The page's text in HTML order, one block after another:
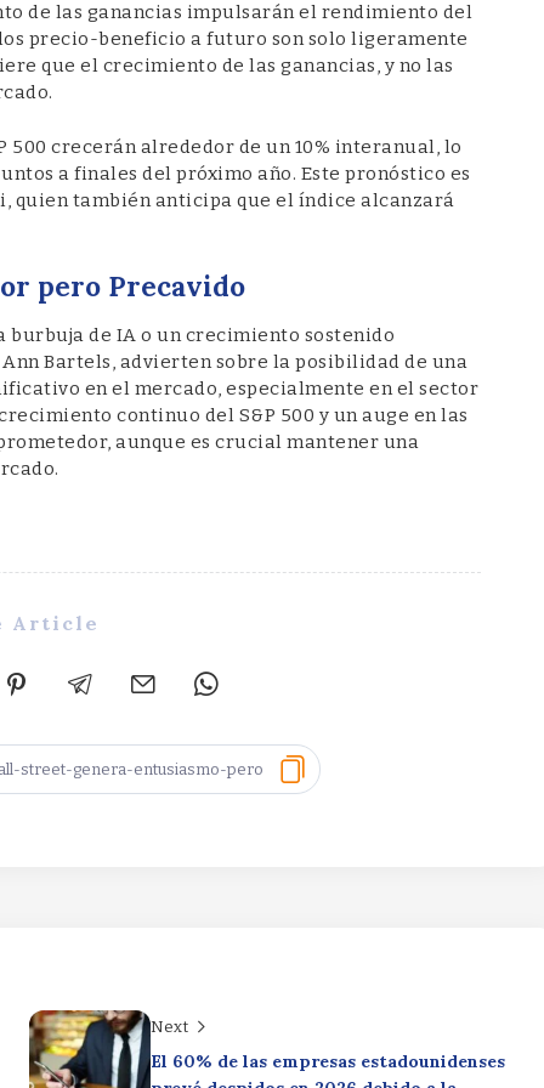
de las ganancias impulsarán el rendimiento del
precio-beneficio a futuro son solo ligeramente
que el crecimiento de las ganancias, y no las
500 crecerán alrededor de un 10% interanual, lo
a finales del próximo año. Este pronóstico es
quien también anticipa que el índice alcanzará
pero Precavido
burbuja de IA o un crecimiento sostenido
Bartels, advierten sobre la posibilidad de una
en el mercado, especialmente en el sector
continuo del S&P 500 y un auge en las
aunque es crucial mantener una
Article
Next
El 60% de las empresas estadounidenses